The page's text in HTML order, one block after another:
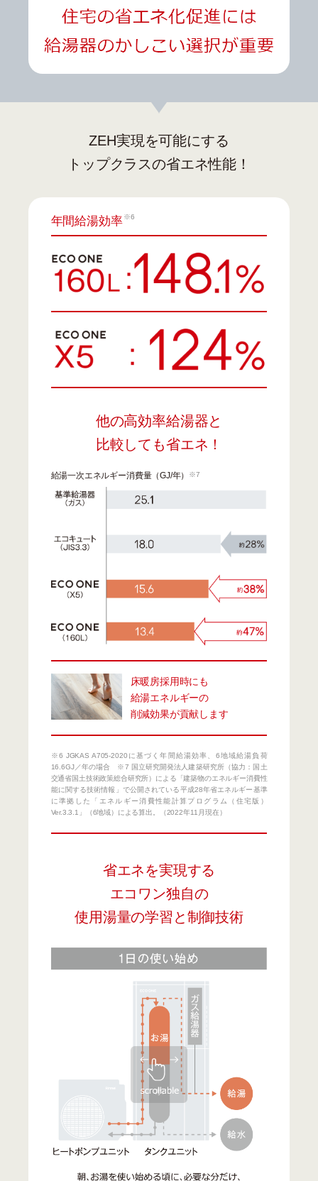
ZEH実現を可能にする
トップクラスの省エネ性能！
年間給湯効率 ※6
他の高効率給湯器と
比較しても省エネ！
給湯一次エネルギー消費量（GJ/年） ※7
床暖房採用時にも
給湯エネルギーの
削減効果が貢献します
※6 JGKAS A705-2020に基づく年間給湯効率、6地域給湯負荷
16.6GJ／年の場合 ※7 国立研究開発法人建築研究所（協力：国土
交通省国土技術政策総合研究所）による「建築物のエネルギー消費性
能に関する技術情報」で公開されている平成28年省エネルギー基準
に準拠した「エネルギー消費性能計算プログラム（住宅版）
Ver.3.3.1」（6地域）による算出。（2022年11月現在）
省エネを実現する
エコワン独自の
使用湯量の学習と制御技術